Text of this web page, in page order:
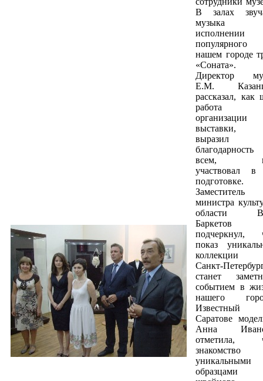
В залах
музыка
исполнении
нашем городе
«Соната».
Директор
Е.М.
рассказал, как
работа
организации
выразил
благодарность
всем,
участвовал в
подготовке.
Заместитель
министра
области
Баркетов
подчеркнул,
показ
коллекции
Санкт-
станет
событием в
нашего
Саратове
Анна
отметила,
уникальными
образцами